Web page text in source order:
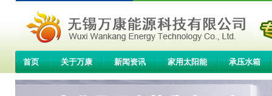
首页 关于万康 新闻资讯 家用太阳能 承压水箱